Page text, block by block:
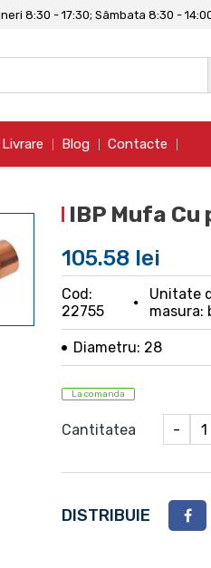
8:30 - 17:30; Sâmbata 8:30 -
Livrare Blog Contacte
IBP Mufa
105.58 lei
Cod:
22755
Unitate
masura:
Diametru: 28
La comanda
Cantitatea -
DISTRIBUIE